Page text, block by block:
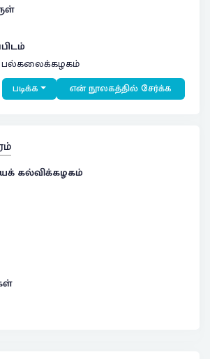
பல்கலைக்கழகம்
படிக்க என் நூலகத்தில் சேர்க்க
கல்விக்கழகம்